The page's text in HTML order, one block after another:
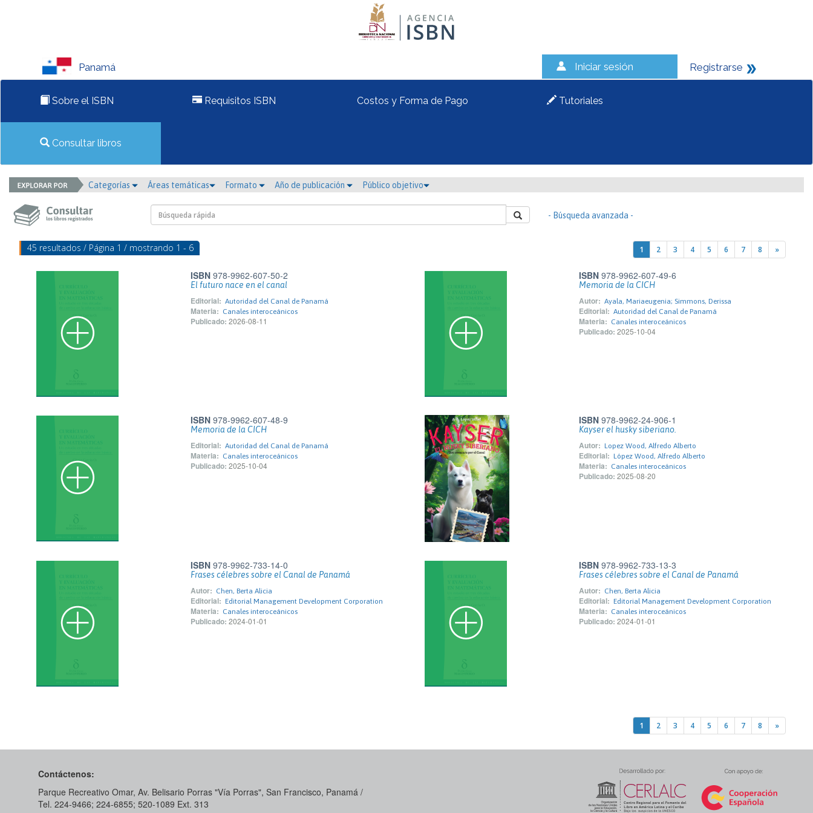
Panamá Iniciar sesión Registrarse
Sobre el ISBN Requisitos ISBN Costos y Forma de Pago Tutoriales
Consultar libros
Categorías Áreas temáticas Formato Año de publicación Público objetivo
- Búsqueda avanzada -
45 resultados / Página 1 / mostrando 1 - 6 1 2 3 4 5 6 7 8 »
ISBN 978-9962-607-50-2
El futuro nace en el canal
Editorial: Autoridad del Canal de Panamá
Materia: Canales interoceánicos
Publicado: 2026-08-11
ISBN 978-9962-607-49-6
Memoria de la CICH
Autor: Ayala, Mariaeugenia; Simmons, Derissa
Editorial: Autoridad del Canal de Panamá
Materia: Canales interoceánicos
Publicado: 2025-10-04
ISBN 978-9962-607-48-9
Memoria de la CICH
Editorial: Autoridad del Canal de Panamá
Materia: Canales interoceánicos
Publicado: 2025-10-04
ISBN 978-9962-24-906-1
Kayser el husky siberiano.
Autor: Lopez Wood, Alfredo Alberto
Editorial: López Wood, Alfredo Alberto
Materia: Canales interoceánicos
Publicado: 2025-08-20
ISBN 978-9962-733-14-0
Frases célebres sobre el Canal de Panamá
Autor: Chen, Berta Alicia
Editorial: Editorial Management Development Corporation
Materia: Canales interoceánicos
Publicado: 2024-01-01
ISBN 978-9962-733-13-3
Frases célebres sobre el Canal de Panamá
Autor: Chen, Berta Alicia
Editorial: Editorial Management Development Corporation
Materia: Canales interoceánicos
Publicado: 2024-01-01
1 2 3 4 5 6 7 8 »
Contáctenos:
Parque Recreativo Omar, Av. Belisario Porras "Vía Porras", San Francisco, Panamá /
Tel. 224-9466; 224-6855; 520-1089​ Ext. 313